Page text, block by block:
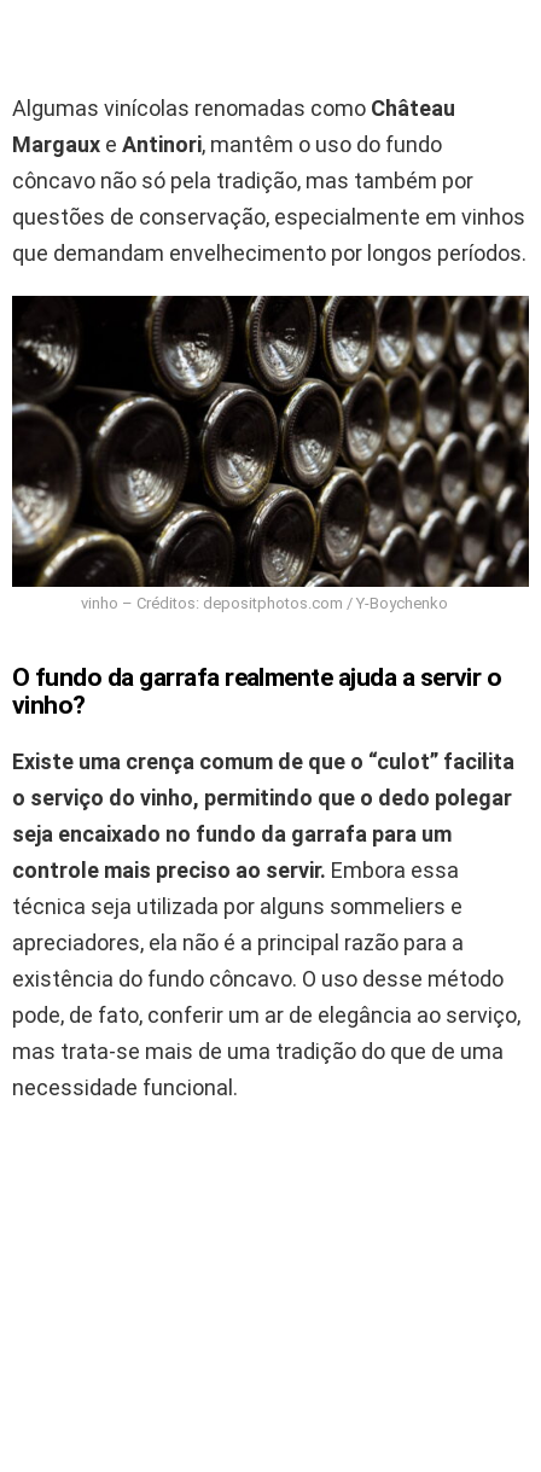
Algumas vinícolas renomadas como Château
Margaux e Antinori, mantêm o uso do fundo
côncavo não só pela tradição, mas também por
questões de conservação, especialmente em vinhos
que demandam envelhecimento por longos períodos.
vinho – Créditos: depositphotos.com / Y-Boychenko
O fundo da garrafa realmente ajuda a servir o
vinho?
Existe uma crença comum de que o “culot” facilita
o serviço do vinho, permitindo que o dedo polegar
seja encaixado no fundo da garrafa para um
controle mais preciso ao servir. Embora essa
técnica seja utilizada por alguns sommeliers e
apreciadores, ela não é a principal razão para a
existência do fundo côncavo. O uso desse método
pode, de fato, conferir um ar de elegância ao serviço,
mas trata-se mais de uma tradição do que de uma
necessidade funcional.